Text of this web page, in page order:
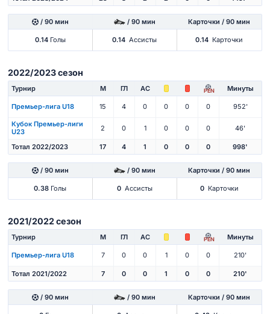
/ 90 мин / 90 мин Карточки / 90 мин
0.14Голы 0.14 Ассисты 0.14 Карточки
2022/2023 сезон
Турнир М ГЛ АС PEN Минуты
Премьер-лига U18 15 4 0 0 0 0 952'
Кубок Премьер-лиги
U23
2 0 1 0 0 0 46'
Тотал 2022/2023 17 4 1 0 0 0 998'
/ 90 мин / 90 мин Карточки / 90 мин
0.38 Голы 0 Ассисты 0 Карточки
2021/2022 сезон
Турнир М ГЛ АС PEN Минуты
Премьер-лига U18 7 0 0 1 0 0 210'
Тотал 2021/2022 7 0 0 1 0 0 210'
/ 90 мин / 90 мин Карточки / 90 мин